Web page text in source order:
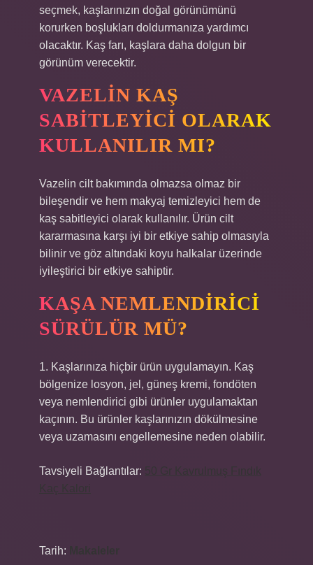
seçmek, kaşlarınızın doğal görünümünü
korurken boşlukları doldurmanıza yardımcı
olacaktır. Kaş farı, kaşlara daha dolgun bir
görünüm verecektir.
VAZELIN KAŞ
SABITLEYICI OLARAK
KULLANILIR MI?
Vazelin cilt bakımında olmazsa olmaz bir
bileşendir ve hem makyaj temizleyici hem de
kaş sabitleyici olarak kullanılır. Ürün cilt
kararmasına karşı iyi bir etkiye sahip olmasıyla
bilinir ve göz altındaki koyu halkalar üzerinde
iyileştirici bir etkiye sahiptir.
KAŞA NEMLENDIRICI
SÜRÜLÜR MÜ?
1. Kaşlarınıza hiçbir ürün uygulamayın. Kaş
bölgenize losyon, jel, güneş kremi, fondöten
veya nemlendirici gibi ürünler uygulamaktan
kaçının. Bu ürünler kaşlarınızın dökülmesine
veya uzamasını engellemesine neden olabilir.
Tavsiyeli Bağlantılar:
Tarih: